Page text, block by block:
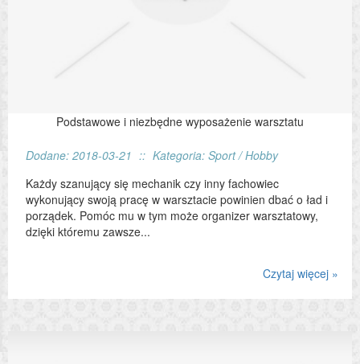
Podstawowe i niezbędne wyposażenie warsztatu
Dodane: 2018-03-21 :: Kategoria: Sport / Hobby
Każdy szanujący się mechanik czy inny fachowiec
wykonujący swoją pracę w warsztacie powinien dbać o ład i
porządek. Pomóc mu w tym może organizer warsztatowy,
dzięki któremu zawsze...
Czytaj więcej »